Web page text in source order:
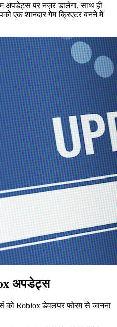
अपडेट्स पर नज़र डालेगा, साथ ही
एक शानदार गेम क्रिएटर बनने में
अपडेट्स
को Roblox डेवलपर फोरम से जानना